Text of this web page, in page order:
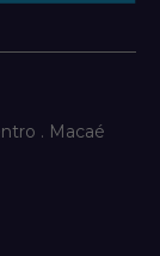
. Macaé